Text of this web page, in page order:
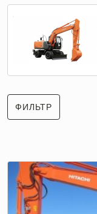
ФИЛЬТР